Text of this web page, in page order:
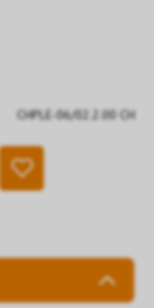
CHPLE-06/02.2.00 CH